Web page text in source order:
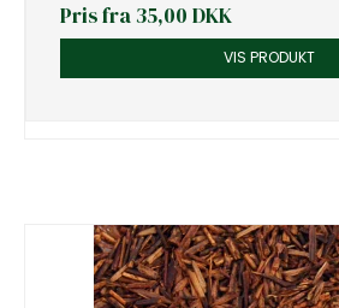
Pris fra35,00 DKK
VIS PRODUKT